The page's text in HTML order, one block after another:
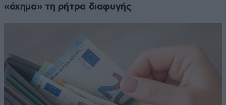
«όχημα» τη ρήτρα διαφυγής